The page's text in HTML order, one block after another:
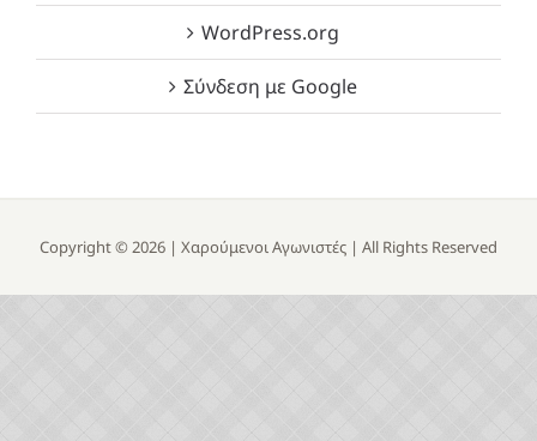
WordPress.org
Σύνδεση με Google
Copyright © 2026 | Χαρούμενοι Αγωνιστές | All Rights Reserved